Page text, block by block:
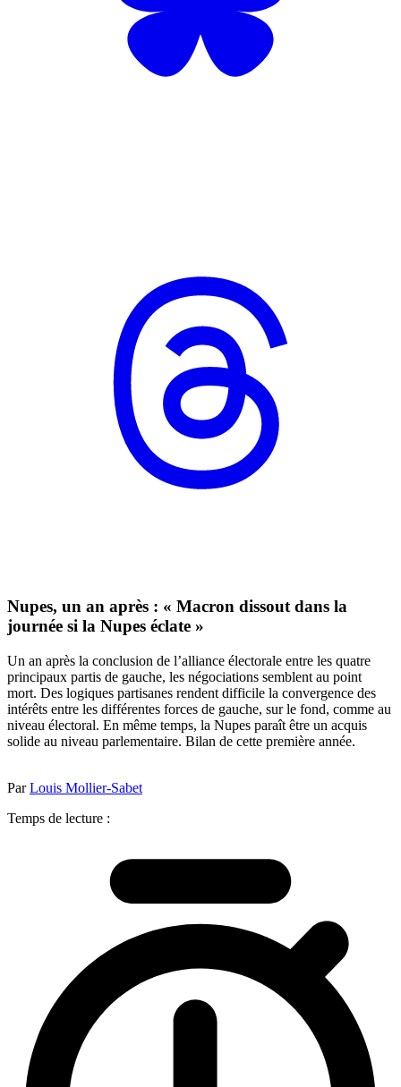
Nupes, un an après : « Macron dissout dans la
journée si la Nupes éclate »
Un an après la conclusion de l’alliance électorale entre les quatre
principaux partis de gauche, les négociations semblent au point
mort. Des logiques partisanes rendent difficile la convergence des
intérêts entre les différentes forces de gauche, sur le fond, comme au
niveau électoral. En même temps, la Nupes paraît être un acquis
solide au niveau parlementaire. Bilan de cette première année.
ParLouis Mollier-Sabet
Temps de lecture :